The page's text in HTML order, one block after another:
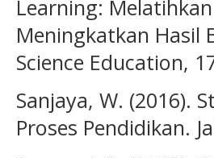
Learning:
Meningkatkan Hasil
Science Education,
Sanjaya, W. (2016).
Proses Pendidikan.